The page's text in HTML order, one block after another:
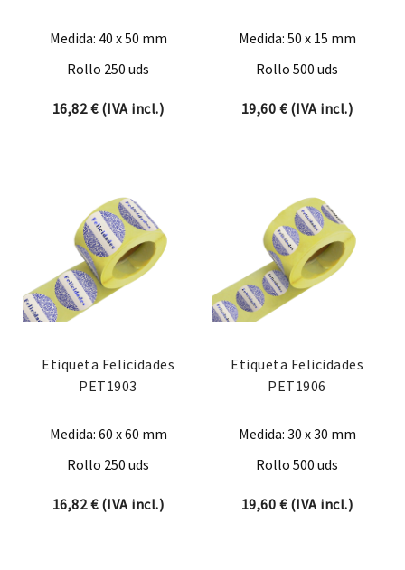
Medida: 40 x 50 mm
Rollo 250 uds
16,82€(IVA incl.)
Medida: 50 x 15 mm
Rollo 500 uds
19,60 €(IVA incl.)
Etiqueta Felicidades
PET1903
Medida: 60 x 60 mm
Rollo 250 uds
16,82€(IVA incl.)
Etiqueta Felicidades
PET1906
Medida: 30 x 30 mm
Rollo 500 uds
19,60 €(IVA incl.)